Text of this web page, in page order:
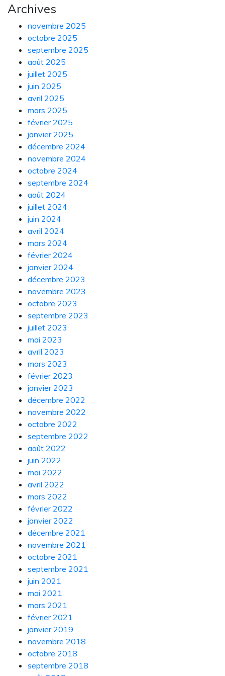
Archives
novembre 2025
octobre 2025
septembre 2025
août 2025
juillet 2025
juin 2025
avril 2025
mars 2025
février 2025
janvier 2025
décembre 2024
novembre 2024
octobre 2024
septembre 2024
août 2024
juillet 2024
juin 2024
avril 2024
mars 2024
février 2024
janvier 2024
décembre 2023
novembre 2023
octobre 2023
septembre 2023
juillet 2023
mai 2023
avril 2023
mars 2023
février 2023
janvier 2023
décembre 2022
novembre 2022
octobre 2022
septembre 2022
août 2022
juin 2022
mai 2022
avril 2022
mars 2022
février 2022
janvier 2022
décembre 2021
novembre 2021
octobre 2021
septembre 2021
juin 2021
mai 2021
mars 2021
février 2021
janvier 2019
novembre 2018
octobre 2018
septembre 2018